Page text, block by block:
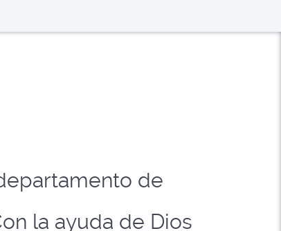
de
la ayuda de Dios